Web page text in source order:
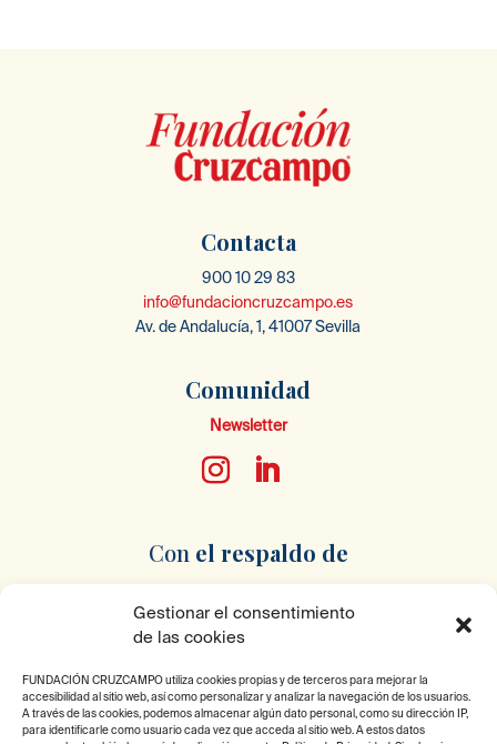
Gestionar el consentimiento
de las cookies
FUNDACIÓN CRUZCAMPO utiliza cookies propias y de terceros para mejorar la
accesibilidad al sitio web, así como personalizar y analizar la navegación de los usuarios.
A través de las cookies, podemos almacenar algún dato personal, como su dirección IP,
para identificarle como usuario cada vez que acceda al sitio web. A estos datos
Contacta
900 10 29 83
info@fundacioncruzcampo.es
Av. de Andalucía, 1, 41007 Sevilla
Comunidad
Newsletter
Con el respaldo de
Pertenecemosa